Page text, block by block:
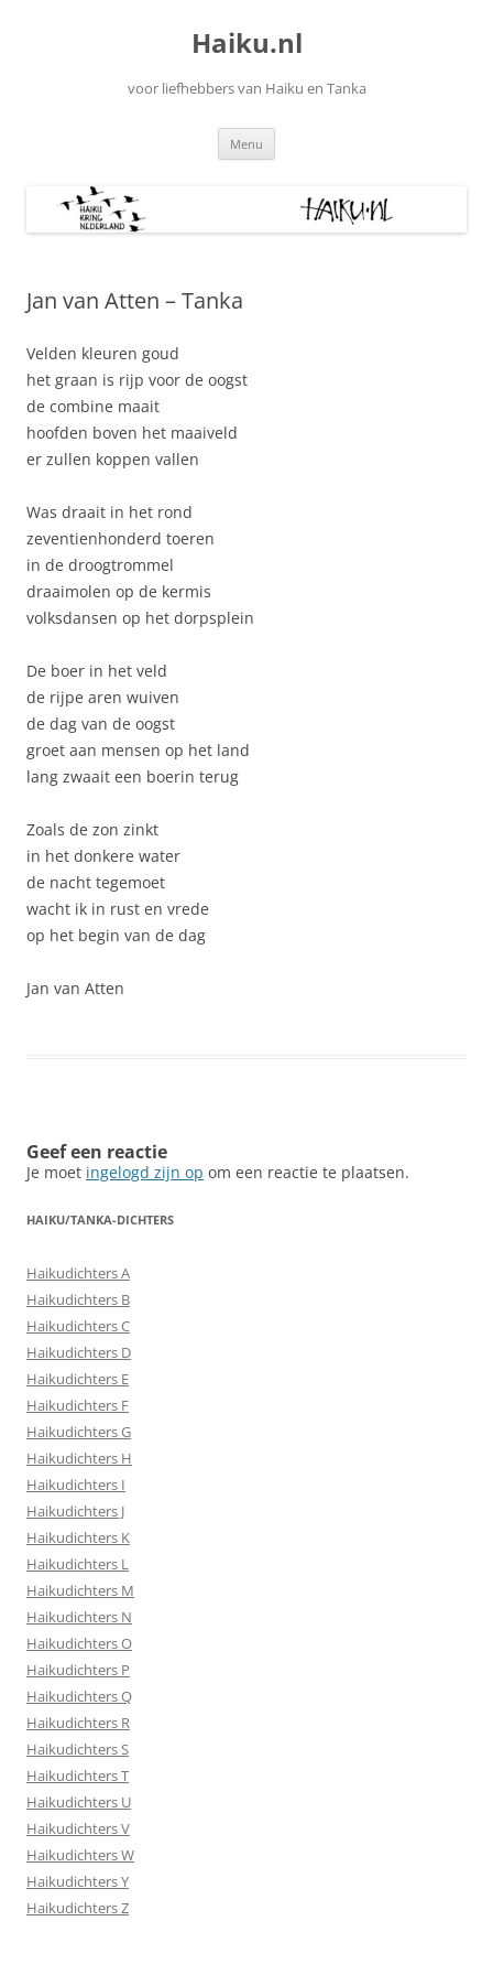
Haiku.nl
voor liefhebbers van Haiku en Tanka
Menu
Jan van Atten – Tanka
Velden kleuren goud
het graan is rijp voor de oogst
de combine maait
hoofden boven het maaiveld
er zullen koppen vallen
Was draait in het rond
zeventienhonderd toeren
in de droogtrommel
draaimolen op de kermis
volksdansen op het dorpsplein
De boer in het veld
de rijpe aren wuiven
de dag van de oogst
groet aan mensen op het land
lang zwaait een boerin terug
Zoals de zon zinkt
in het donkere water
de nacht tegemoet
wacht ik in rust en vrede
op het begin van de dag
Jan van Atten
Geef een reactie
Je moet ingelogd zijn op om een reactie te plaatsen.
HAIKU/TANKA-DICHTERS
Haikudichters A
Haikudichters B
Haikudichters C
Haikudichters D
Haikudichters E
Haikudichters F
Haikudichters G
Haikudichters H
Haikudichters I
Haikudichters J
Haikudichters K
Haikudichters L
Haikudichters M
Haikudichters N
Haikudichters O
Haikudichters P
Haikudichters Q
Haikudichters R
Haikudichters S
Haikudichters T
Haikudichters U
Haikudichters V
Haikudichters W
Haikudichters Y
Haikudichters Z